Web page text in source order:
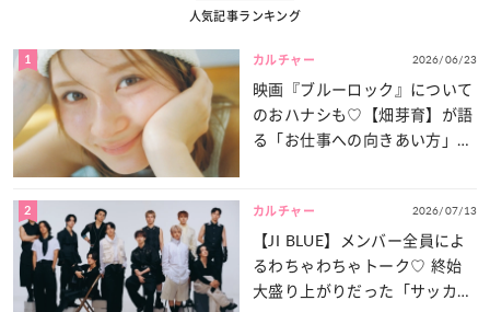
人気記事ランキング
1 カルチャー 2026/06/23
映画『ブルーロック』について
のおハナシも♡【畑芽育】が語
る「お仕事への向きあい方」と
2 カルチャー 2026/07/13
【JI BLUE】メンバー全員によ
るわちゃわちゃトーク♡ 終始
大盛り上がりだった「サッカー